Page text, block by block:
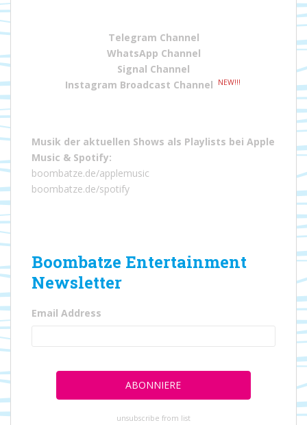
Telegram Channel
WhatsApp Channel
Signal Channel
Instagram Broadcast Channel
NEW!!!
Musik der aktuellen Shows als Playlists bei Apple
Music & Spotify:
boombatze.de/applemusic
boombatze.de/spotify
Boombatze Entertainment
Newsletter
Email Address
unsubscribe from list